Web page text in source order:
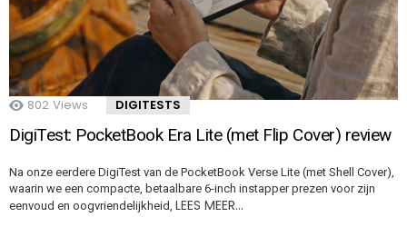
802 Views DIGITESTS
DigiTest: PocketBook Era Lite (met Flip Cover) review
Na onze eerdere DigiTest van de PocketBook Verse Lite (met Shell Cover),
waarin we een compacte, betaalbare 6-inch instapper prezen voor zijn
eenvoud en oogvriendelijkheid, LEES MEER…